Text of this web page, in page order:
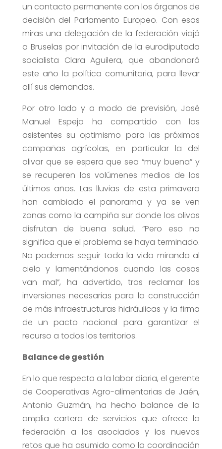
un contacto permanente con los órganos de
decisión del Parlamento Europeo. Con esas
miras una delegación de la federación viajó
a Bruselas por invitación de la eurodiputada
socialista Clara Aguilera, que abandonará
este año la política comunitaria, para llevar
allí sus demandas.
Por otro lado y a modo de previsión, José
Manuel Espejo ha compartido con los
asistentes su optimismo para las próximas
campañas agrícolas, en particular la del
olivar que se espera que sea “muy buena” y
se recuperen los volúmenes medios de los
últimos años. Las lluvias de esta primavera
han cambiado el panorama y ya se ven
zonas como la campiña sur donde los olivos
disfrutan de buena salud. “Pero eso no
significa que el problema se haya terminado.
No podemos seguir toda la vida mirando al
cielo y lamentándonos cuando las cosas
van mal”, ha advertido, tras reclamar las
inversiones necesarias para la construcción
de más infraestructuras hidráulicas y la firma
de un pacto nacional para garantizar el
recurso a todos los territorios.
Balance de gestión
En lo que respecta a la labor diaria, el gerente
de Cooperativas Agro-alimentarias de Jaén,
Antonio Guzmán, ha hecho balance de la
amplia cartera de servicios que ofrece la
federación a los asociados y los nuevos
retos que ha asumido como la coordinación